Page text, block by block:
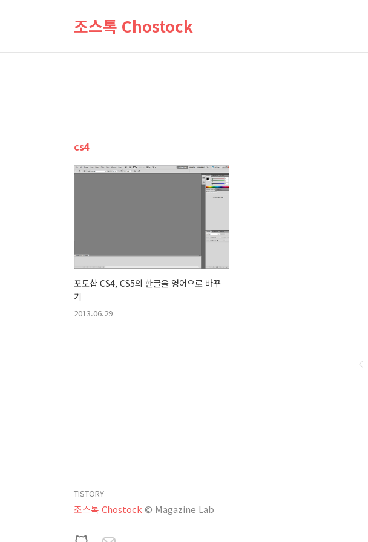
조스톡 Chostock
cs4
포토샵 CS4, CS5의 한글을 영어으로 바꾸
기
2013.06.29
TISTORY
조스톡 Chostock © Magazine Lab